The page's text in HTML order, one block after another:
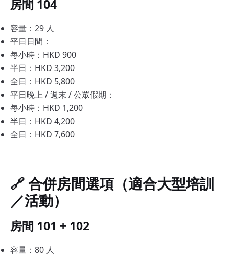
房間 104
容量：29 人
平日日間：
每小時：HKD 900
半日：HKD 3,200
全日：HKD 5,800
平日晚上 / 週末 / 公眾假期：
每小時：HKD 1,200
半日：HKD 4,200
全日：HKD 7,600
🔗 合併房間選項（適合大型培訓
／活動）
房間 101 + 102
容量：80 人